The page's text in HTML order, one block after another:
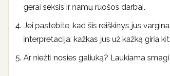
gerai seksis ir namų ruošos darbai.
Jei pastebite, kad šis reiškinys jus
interpretacija: kažkas jus už kažką giria
Ar niežti nosies galiuką? Laukiama